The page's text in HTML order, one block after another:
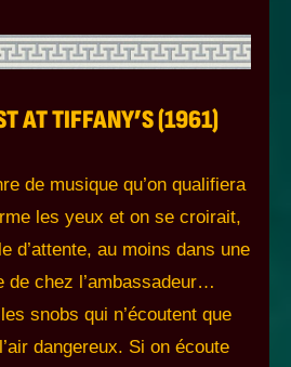
AT TIFFANY’S (1961)
de musique qu’on qualifiera
les yeux et on se croirait,
d’attente, au moins dans une
de chez l’ambassadeur…
snobs qui n’écoutent que
dangereux. Si on écoute